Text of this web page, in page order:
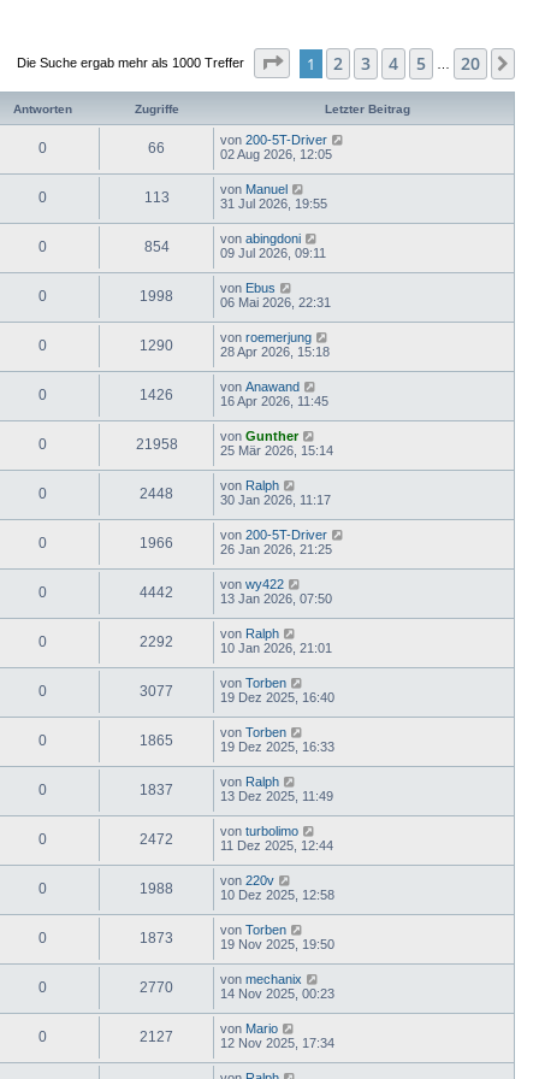
Die Suche ergab mehr als 1000 Treffer Seite 1von 20
1 2 3 4 5 20
Antworten Zugriffe Letzter Beitrag
0 66 von 200-5T-Driver
02 Aug 2026, 12:05
0 113 von Manuel
31 Jul 2026, 19:55
0 854 von abingdoni
09 Jul 2026, 09:11
0 1998 von Ebus
06 Mai 2026, 22:31
0 1290 von roemerjung
28 Apr 2026, 15:18
0 1426 von Anawand
16 Apr 2026, 11:45
0 21958 von Gunther
25 Mär 2026, 15:14
0 2448 von Ralph
30 Jan 2026, 11:17
0 1966 von 200-5T-Driver
26 Jan 2026, 21:25
0 4442 von wy422
13 Jan 2026, 07:50
0 2292 von Ralph
10 Jan 2026, 21:01
0 3077 von Torben
19 Dez 2025, 16:40
0 1865 von Torben
19 Dez 2025, 16:33
0 1837 von Ralph
13 Dez 2025, 11:49
0 2472 von turbolimo
11 Dez 2025, 12:44
0 1988 von 220v
10 Dez 2025, 12:58
0 1873 von Torben
19 Nov 2025, 19:50
0 2770 von mechanix
14 Nov 2025, 00:23
0 2127 von Mario
12 Nov 2025, 17:34